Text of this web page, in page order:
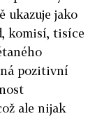
ukazuje jako
komisí, tisíce
pozitivní
ale nijak